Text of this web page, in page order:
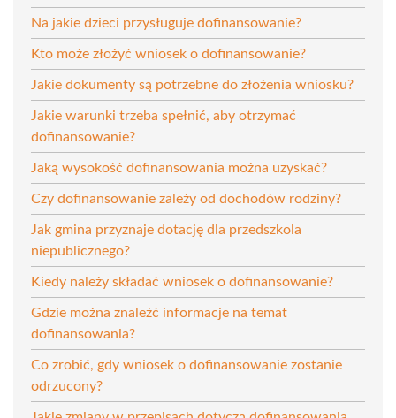
Na jakie dzieci przysługuje dofinansowanie?
Kto może złożyć wniosek o dofinansowanie?
Jakie dokumenty są potrzebne do złożenia wniosku?
Jakie warunki trzeba spełnić, aby otrzymać
dofinansowanie?
Jaką wysokość dofinansowania można uzyskać?
Czy dofinansowanie zależy od dochodów rodziny?
Jak gmina przyznaje dotację dla przedszkola
niepublicznego?
Kiedy należy składać wniosek o dofinansowanie?
Gdzie można znaleźć informacje na temat
dofinansowania?
Co zrobić, gdy wniosek o dofinansowanie zostanie
odrzucony?